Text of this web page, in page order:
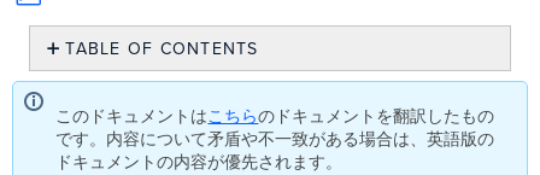
Save
PDF
TABLE OF CONTENTS
概
ウ
ォ
このドキュメントはこちらのドキュメントを翻訳したもの
です。内容について矛盾や不一致がある場合は、英語版の
ドキュメントの内容が優先されます。